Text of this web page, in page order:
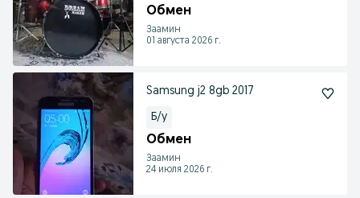
Обмен
Заамин
01 августа 2026 г.
Samsung j2 8gb 2017
Б/у
Обмен
Заамин
24 июля 2026 г.